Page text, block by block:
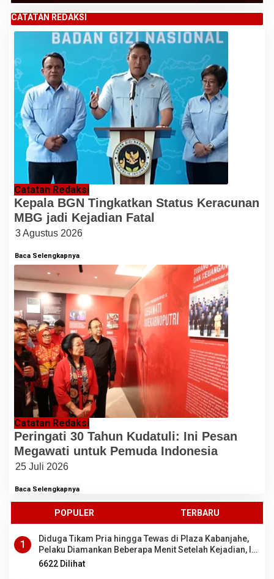
CATATAN REDAKSI
Catatan Redaksi
Kepala BGN Tingkatkan Status Keracunan
MBG jadi Kejadian Fatal
3 Agustus 2026
Baca Selengkapnya
Catatan Redaksi
Peringati 30 Tahun Kudatuli: Ini Pesan
Megawati untuk Pemuda Indonesia
25 Juli 2026
Baca Selengkapnya
POPULER TERBARU
1
Diduga Tikam Pria hingga Tewas di Plaza Kabanjahe,
Pelaku Diamankan Beberapa Menit Setelah Kejadian, Ini
Motifnya
6622 Dilihat